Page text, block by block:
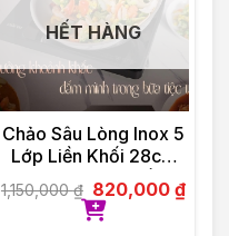
HẾT HÀNG
Chảo Sâu Lòng Inox 5
Lớp Liền Khối 28cm
GUME Hàn Quốc
1,150,000₫ 820,000₫